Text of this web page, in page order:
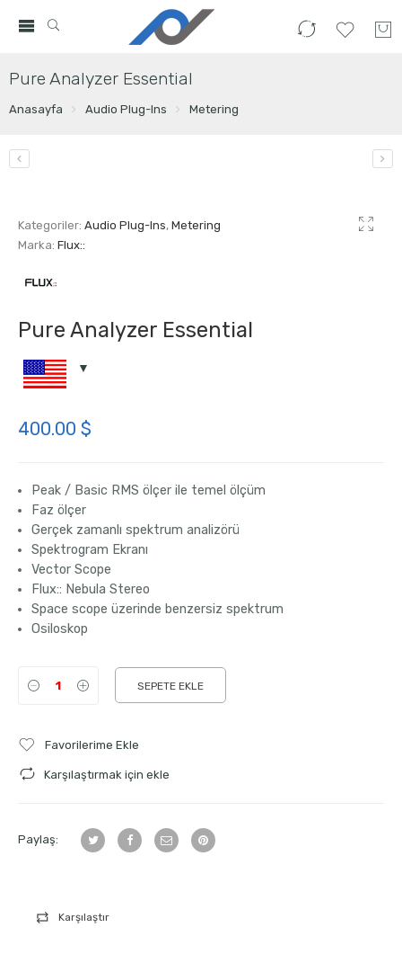
Pure Analyzer Essential
Anasayfa Audio Plug-Ins Metering
Kategoriler: Audio Plug-Ins, Metering
Marka: Flux::
Pure Analyzer Essential
400.00 $
Peak / Basic RMS ölçer ile temel ölçüm
Faz ölçer
Gerçek zamanlı spektrum analizörü
Spektrogram Ekranı
Vector Scope
Flux:: Nebula Stereo
Space scope üzerinde benzersiz spektrum
Osiloskop
SEPETE EKLE
Favorilerime Ekle
Karşılaştırmak için ekle
Paylaş:
Karşılaştır